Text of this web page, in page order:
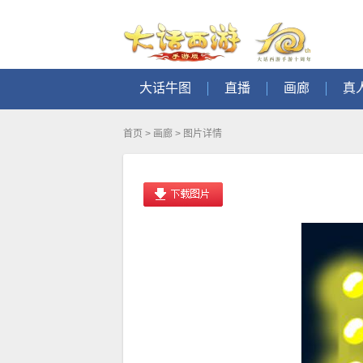
大话牛图 直播 画廊 真
首页 > 画廊 > 图片详情